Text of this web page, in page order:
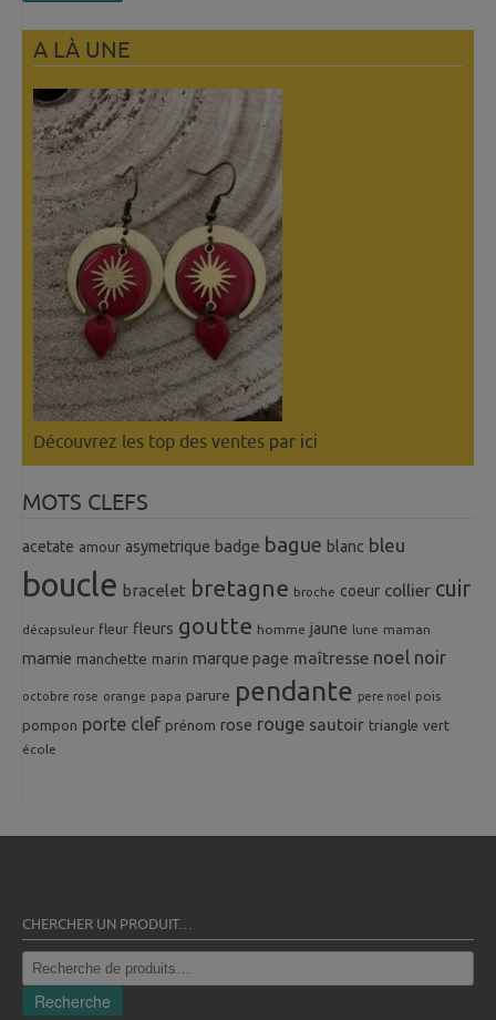
A LÀ UNE
Découvrez les top des ventes par ici
MOTS CLEFS
acetate amour asymetrique badge bague blanc bleu
boucle bracelet bretagne broche coeur collier cuir
décapsuleur fleur fleurs goutte homme jaune lune maman
mamie manchette marin marque page maîtresse noel noir
octobre rose orange papa parure pendante pere noel pois
pompon porte clef prénom rose rouge sautoir triangle vert
école
CHERCHER UN PRODUIT…
Recherche
pour :
Recherche